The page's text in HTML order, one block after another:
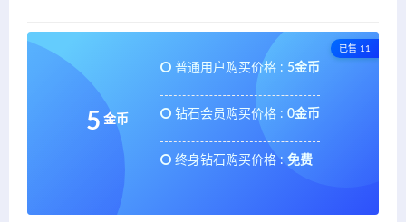
已售 11
5 金币
普通用户购买价格 : 5金币
钻石会员购买价格 : 0金币
终身钻石购买价格 : 免费